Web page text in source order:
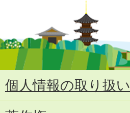
個人情報の取り扱い